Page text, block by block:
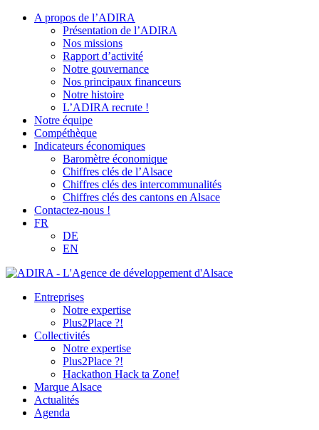
A propos de l’ADIRA
Présentation de l’ADIRA
Nos missions
Rapport d’activité
Notre gouvernance
Nos principaux financeurs
Notre histoire
L’ADIRA recrute !
Notre équipe
Compéthèque
Indicateurs économiques
Baromètre économique
Chiffres clés de l’Alsace
Chiffres clés des intercommunalités
Chiffres clés des cantons en Alsace
Contactez-nous !
FR
DE
EN
Entreprises
Notre expertise
Plus2Place ?!
Collectivités
Notre expertise
Plus2Place ?!
Hackathon Hack ta Zone!
Marque Alsace
Actualités
Agenda